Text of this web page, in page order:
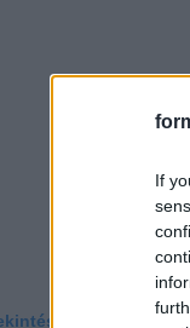
If
az Instagramon